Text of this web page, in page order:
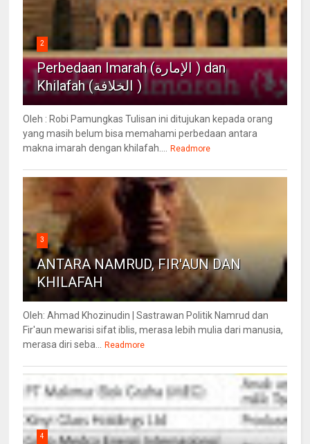
2
Perbedaan Imarah (الإمارة ) dan
Khilafah (الخلافة )
Oleh : Robi Pamungkas Tulisan ini ditujukan kepada orang
yang masih belum bisa memahami perbedaan antara
makna imarah dengan khilafah.... Readmore
3
ANTARA NAMRUD, FIR'AUN DAN
KHILAFAH
Oleh: Ahmad Khozinudin | Sastrawan Politik Namrud dan
Fir'aun mewarisi sifat iblis, merasa lebih mulia dari manusia,
merasa diri seba... Readmore
4